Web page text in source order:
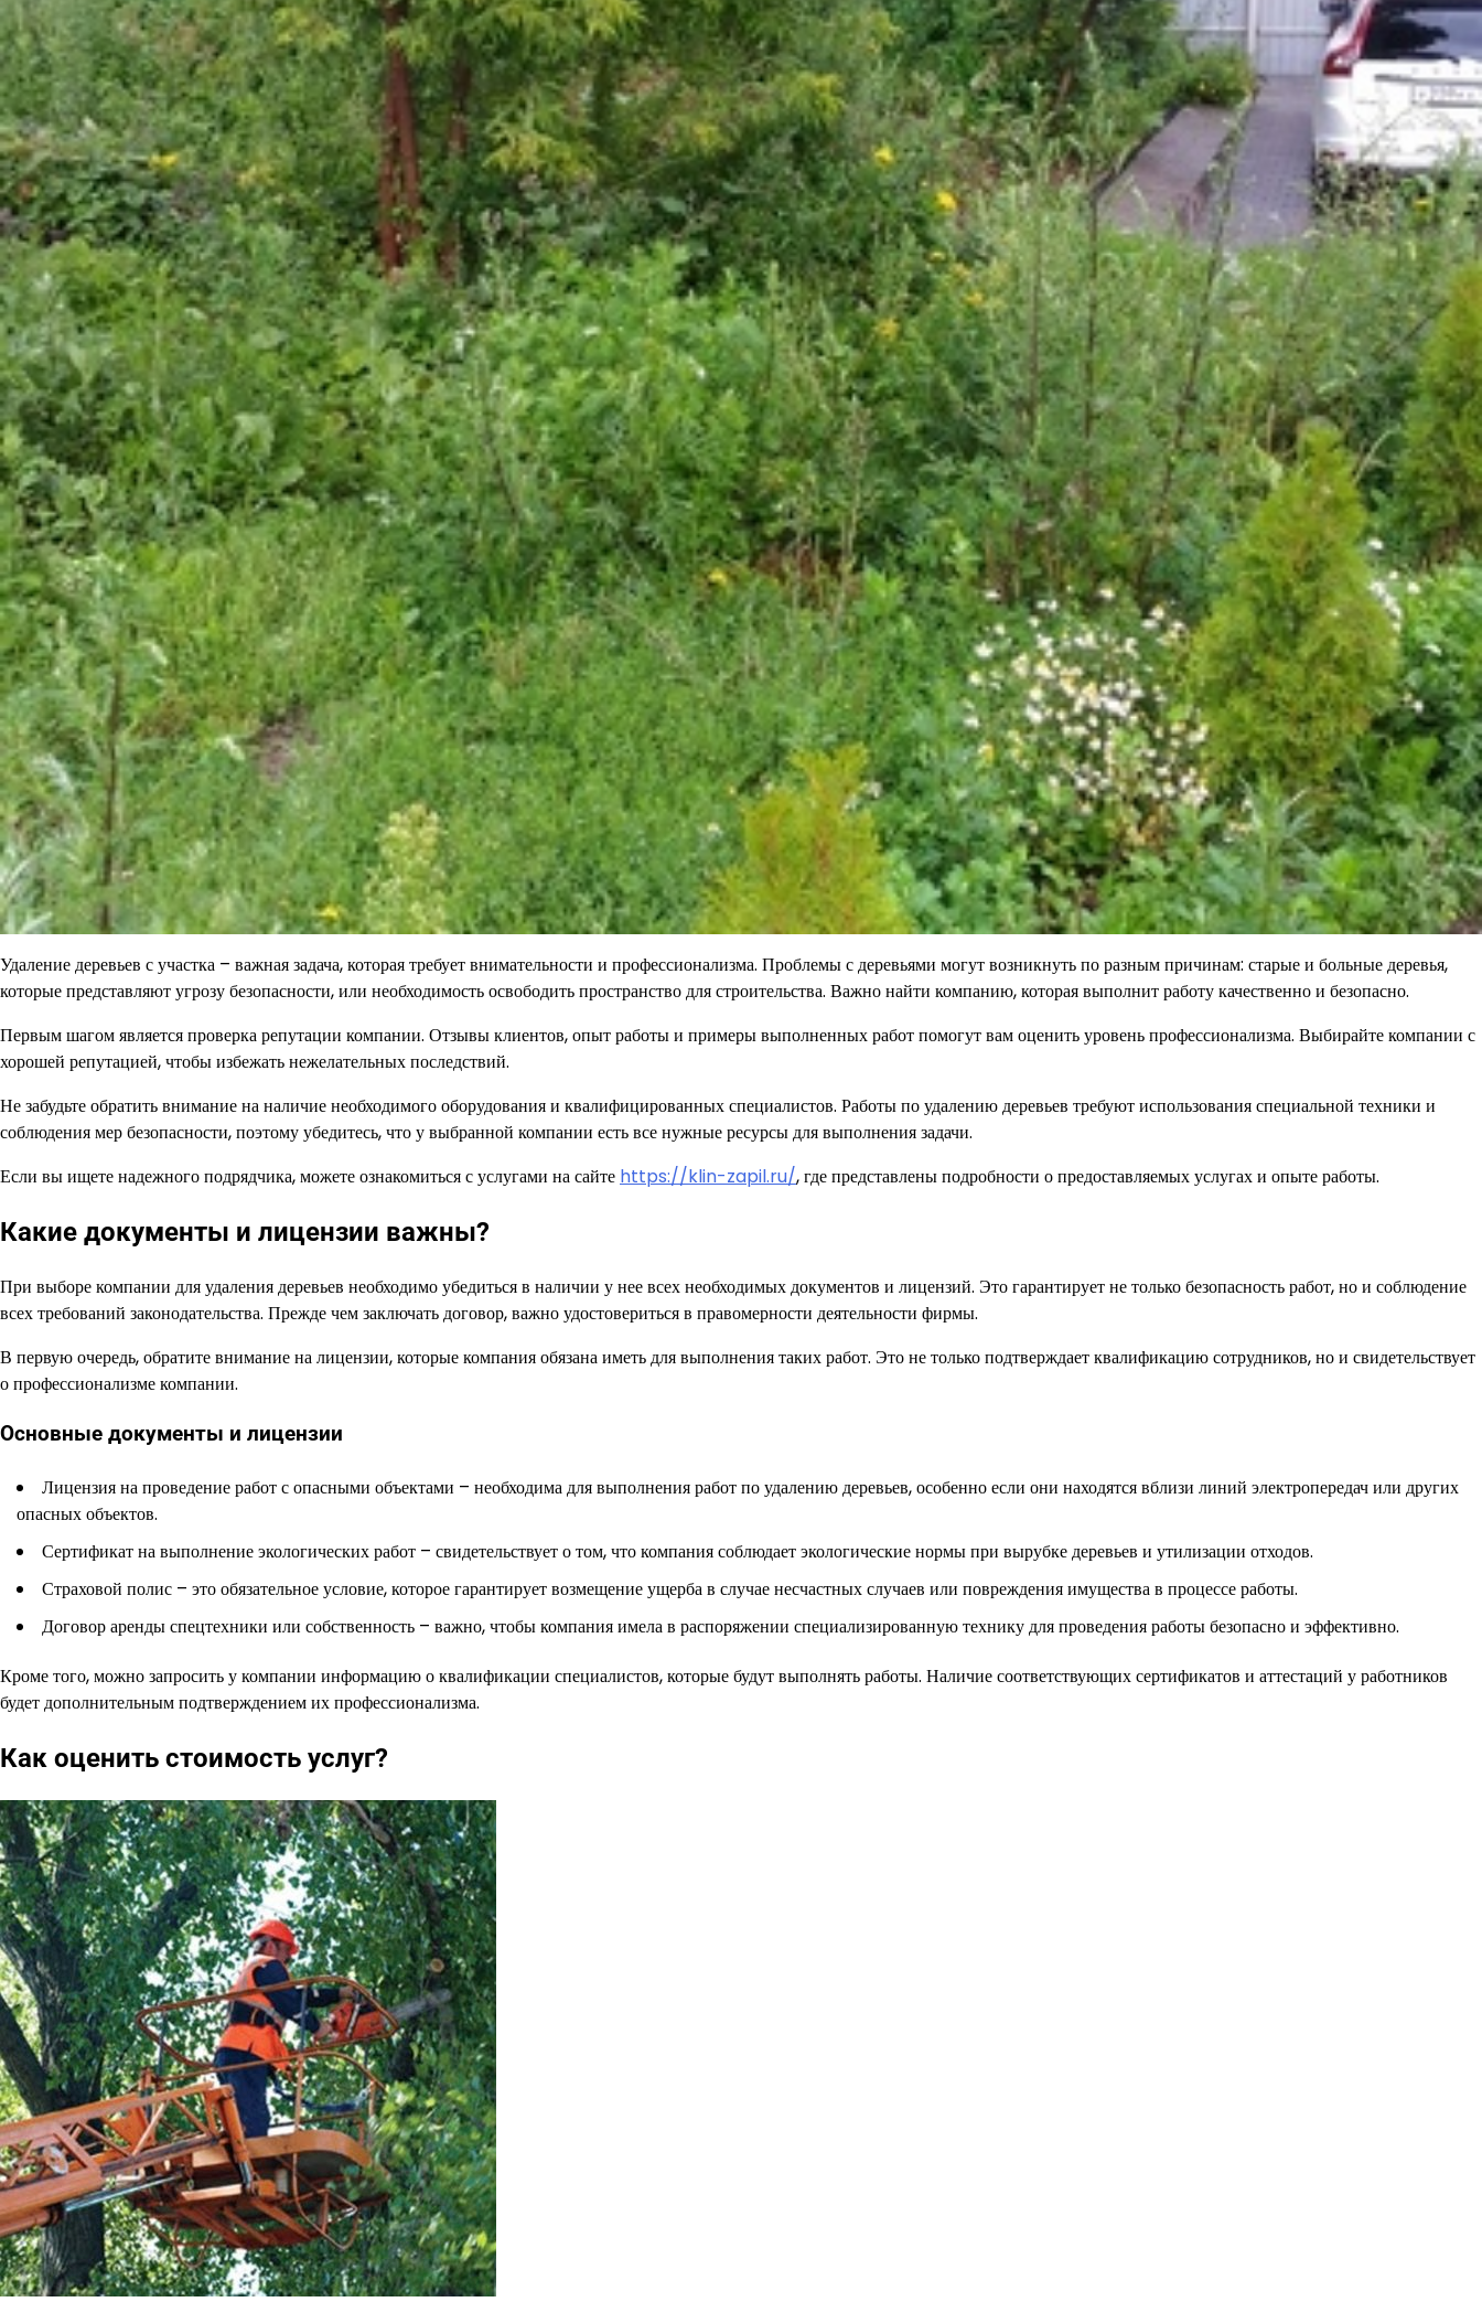
Удаление деревьев с участка – важная задача, которая требует внимательности и профессионализма. Проблемы с деревьями могут возникнуть по разным причинам: старые и больные деревья,
которые представляют угрозу безопасности, или необходимость освободить пространство для строительства. Важно найти компанию, которая выполнит работу качественно и безопасно.
Первым шагом является проверка репутации компании. Отзывы клиентов, опыт работы и примеры выполненных работ помогут вам оценить уровень профессионализма. Выбирайте компании с
хорошей репутацией, чтобы избежать нежелательных последствий.
Не забудьте обратить внимание на наличие необходимого оборудования и квалифицированных специалистов. Работы по удалению деревьев требуют использования специальной техники и
соблюдения мер безопасности, поэтому убедитесь, что у выбранной компании есть все нужные ресурсы для выполнения задачи.
Если вы ищете надежного подрядчика, можете ознакомиться с услугами на сайте https://klin-zapil.ru/, где представлены подробности о предоставляемых услугах и опыте работы.
Какие документы и лицензии важны?
При выборе компании для удаления деревьев необходимо убедиться в наличии у нее всех необходимых документов и лицензий. Это гарантирует не только безопасность работ, но и соблюдение
всех требований законодательства. Прежде чем заключать договор, важно удостовериться в правомерности деятельности фирмы.
В первую очередь, обратите внимание на лицензии, которые компания обязана иметь для выполнения таких работ. Это не только подтверждает квалификацию сотрудников, но и свидетельствует
о профессионализме компании.
Основные документы и лицензии
Лицензия на проведение работ с опасными объектами – необходима для выполнения работ по удалению деревьев, особенно если они находятся вблизи линий электропередач или других
опасных объектов.
Сертификат на выполнение экологических работ – свидетельствует о том, что компания соблюдает экологические нормы при вырубке деревьев и утилизации отходов.
Страховой полис – это обязательное условие, которое гарантирует возмещение ущерба в случае несчастных случаев или повреждения имущества в процессе работы.
Договор аренды спецтехники или собственность – важно, чтобы компания имела в распоряжении специализированную технику для проведения работы безопасно и эффективно.
Кроме того, можно запросить у компании информацию о квалификации специалистов, которые будут выполнять работы. Наличие соответствующих сертификатов и аттестаций у работников
будет дополнительным подтверждением их профессионализма.
Как оценить стоимость услуг?